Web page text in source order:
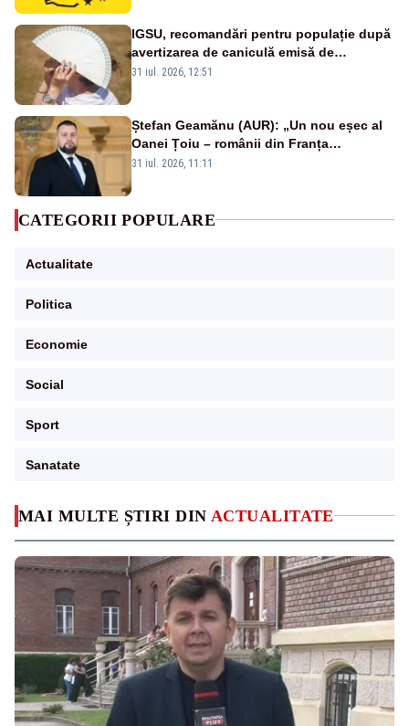
MAI MULTE ȘTIRI DIN ACTUALITATE
IGSU, recomandări pentru populație după
avertizarea de caniculă emisă de
meteorologi
31 iul. 2026, 12:51
Ștefan Geamănu (AUR): „Un nou eșec al
Oanei Țoiu – românii din Franța
abandonați de propriul minister de
31 iul. 2026, 11:11
CATEGORII POPULARE
Actualitate
Politica
Economie
Social
Sport
Sanatate